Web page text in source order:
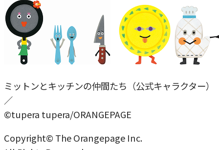
ミットンとキッチンの仲間たち（公式キャラクター）
／
©tupera tupera/ORANGEPAGE
Copyright© The Orangepage Inc.